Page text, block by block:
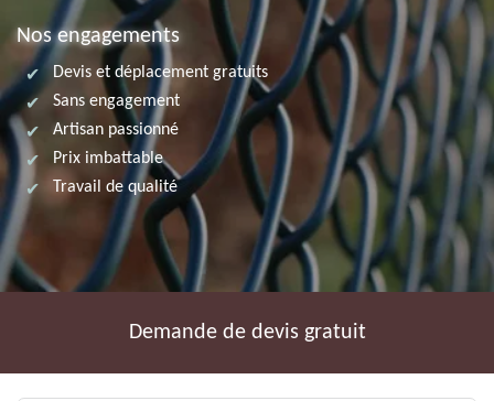
Nos engagements
Devis et déplacement gratuits
Sans engagement
Artisan passionné
Prix imbattable
Travail de qualité
Demande de devis gratuit